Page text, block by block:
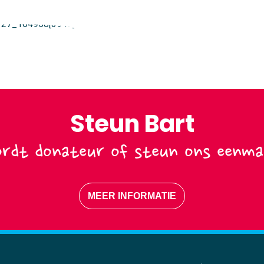
Steun Bart
donateur of steun ons
MEER INFORMATIE